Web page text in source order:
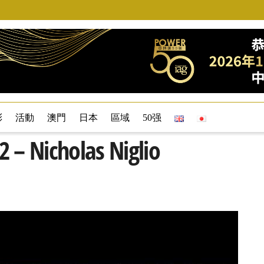
活動 澳門 日本 區域 50强
Nicholas Niglio